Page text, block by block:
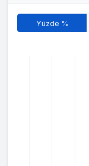
Yüzde %